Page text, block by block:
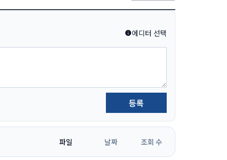
에디터 선택
등록
파일 날짜 조회 수